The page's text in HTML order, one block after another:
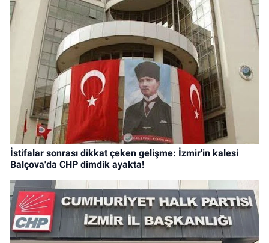
İstifalar sonrası dikkat çeken gelişme: İzmir'in kalesi
Balçova'da CHP dimdik ayakta!